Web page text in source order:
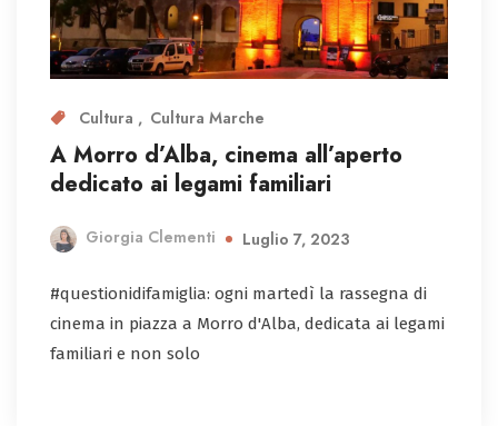
Cultura Cultura Marche
A Morro d’Alba, cinema all’aperto
dedicato ai legami familiari
Giorgia Clementi Luglio 7, 2023
#questionidifamiglia: ogni martedì la rassegna di
cinema in piazza a Morro d'Alba, dedicata ai legami
familiari e non solo